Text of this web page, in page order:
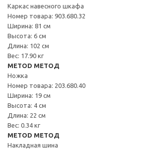
Каркас навесного шкафа
Номер товара: 903.680.32
Ширина: 81 см
Высота: 6 см
Длина: 102 см
Вес: 17.90 кг
METOD МЕТОД
Ножка
Номер товара: 203.680.40
Ширина: 19 см
Высота: 4 см
Длина: 22 см
Вес: 0.34 кг
METOD МЕТОД
Накладная шина